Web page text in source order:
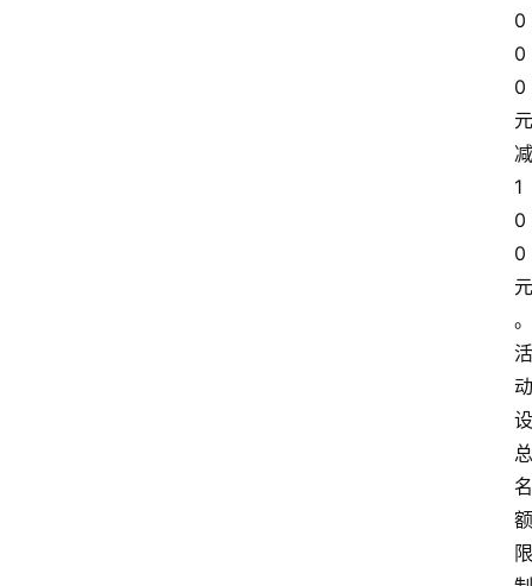
0
0
0
元
减
1
0
0
元
。
活
动
设
总
名
额
限